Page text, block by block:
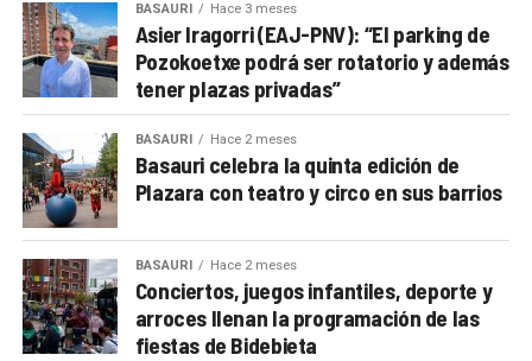
BASAURI Hace 3 meses
Asier Iragorri (EAJ-PNV): “El parking de
Pozokoetxe podrá ser rotatorio y además
tener plazas privadas”
BASAURI Hace 2 meses
Basauri celebra la quinta edición de
Plazara con teatro y circo en sus barrios
BASAURI Hace 2 meses
Conciertos, juegos infantiles, deporte y
arroces llenan la programación de las
fiestas de Bidebieta